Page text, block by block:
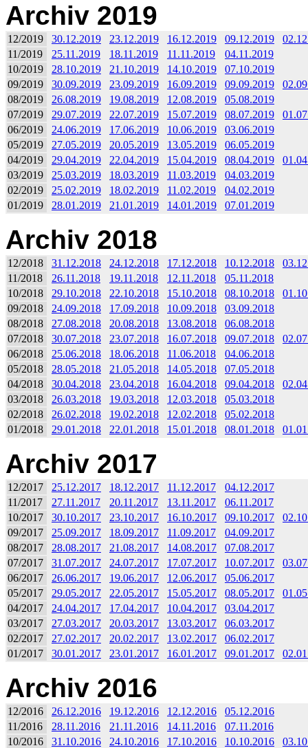
Archiv 2019
12/2019 30.12.2019 23.12.2019 16.12.2019 09.12.2019
11/2019
25.11.2019 18.11.2019 11.11.2019
04.11.2019
10/2019
28.10.2019 21.10.2019 14.10.2019
07.10.2019
09/2019
30.09.2019 23.09.2019 16.09.2019 09.09.2019
08/2019
26.08.2019 19.08.2019 12.08.2019
05.08.2019
07/2019
29.07.2019 22.07.2019 15.07.2019 08.07.2019
06/2019
24.06.2019 17.06.2019 10.06.2019
03.06.2019
05/2019
27.05.2019 20.05.2019 13.05.2019
06.05.2019
04/2019
29.04.2019 22.04.2019 15.04.2019 08.04.2019
03/2019
25.03.2019 18.03.2019 11.03.2019
04.03.2019
02/2019
25.02.2019 18.02.2019 11.02.2019
04.02.2019
01/2019
28.01.2019 21.01.2019 14.01.2019 07.01.2019
Archiv 2018
12/2018 31.12.2018 24.12.2018 17.12.2018 10.12.2018
11/2018
26.11.2018 19.11.2018 12.11.2018
05.11.2018
10/2018
29.10.2018 22.10.2018 15.10.2018 08.10.2018
09/2018
24.09.2018 17.09.2018 10.09.2018
03.09.2018
08/2018
27.08.2018 20.08.2018 13.08.2018
06.08.2018
07/2018
30.07.2018 23.07.2018 16.07.2018 09.07.2018
06/2018
25.06.2018 18.06.2018 11.06.2018
04.06.2018
05/2018
28.05.2018 21.05.2018 14.05.2018
07.05.2018
04/2018
30.04.2018 23.04.2018 16.04.2018 09.04.2018
03/2018
26.03.2018 19.03.2018 12.03.2018
05.03.2018
02/2018
26.02.2018 19.02.2018 12.02.2018
05.02.2018
01/2018
29.01.2018 22.01.2018 15.01.2018 08.01.2018
Archiv 2017
12/2017 25.12.2017 18.12.2017 11.12.2017
04.12.2017
11/2017
27.11.2017 20.11.2017 13.11.2017
06.11.2017
10/2017
30.10.2017 23.10.2017 16.10.2017 09.10.2017
09/2017
25.09.2017 18.09.2017 11.09.2017
04.09.2017
08/2017
28.08.2017 21.08.2017 14.08.2017
07.08.2017
07/2017
31.07.2017 24.07.2017 17.07.2017 10.07.2017
06/2017
26.06.2017 19.06.2017 12.06.2017
05.06.2017
05/2017
29.05.2017 22.05.2017 15.05.2017 08.05.2017
04/2017
24.04.2017 17.04.2017 10.04.2017
03.04.2017
03/2017
27.03.2017 20.03.2017 13.03.2017
06.03.2017
02/2017
27.02.2017 20.02.2017 13.02.2017
06.02.2017
01/2017
30.01.2017 23.01.2017 16.01.2017 09.01.2017
Archiv 2016
12/2016 26.12.2016 19.12.2016 12.12.2016
05.12.2016
11/2016
28.11.2016 21.11.2016 14.11.2016
07.11.2016
10/2016
31.10.2016 24.10.2016 17.10.2016 10.10.2016